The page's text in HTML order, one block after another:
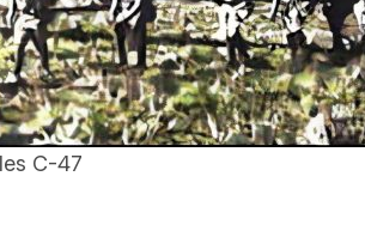
C-47